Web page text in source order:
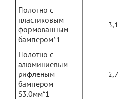
Полотно с
пластиковым
формованным
бампером*1
3,1
Полотно с
алюминиевым
рифленым
бампером
S3.0мм*1
2,7